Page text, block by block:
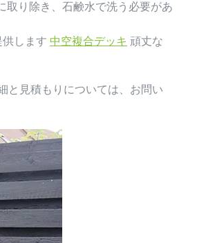
取り除き、石鹸水で洗う必要があ
します 中空複合デッキ 頑丈な
と見積もりについては、お問い